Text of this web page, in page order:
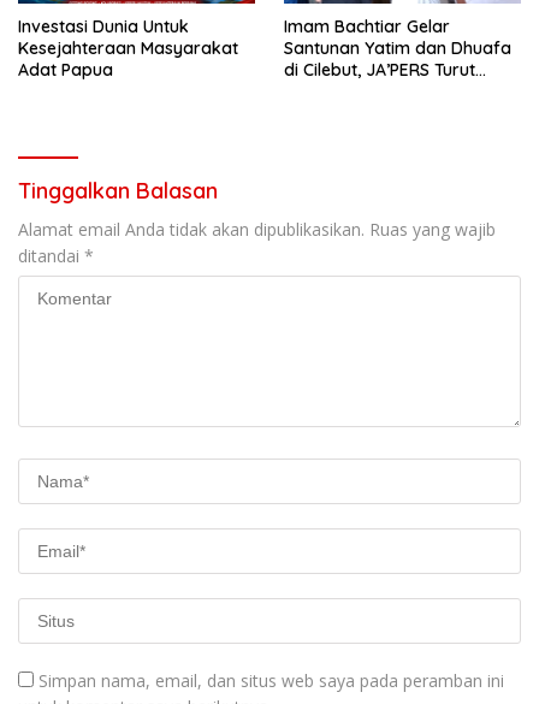
Investasi Dunia Untuk
Kesejahteraan Masyarakat
Adat Papua
Imam Bachtiar Gelar
Santunan Yatim dan Dhuafa
di Cilebut, JA’PERS Turut
Tinggalkan Balasan
Alamat email Anda tidak akan dipublikasikan. Ruas yang wajib
ditandai *
Simpan nama, email, dan situs web saya pada peramban ini